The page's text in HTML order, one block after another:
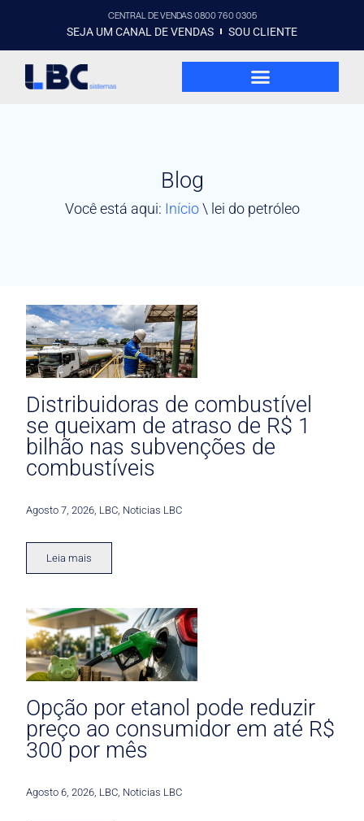
CENTRAL DE VENDAS 0800 760 0305
SEJA UM CANAL DE VENDAS SOU CLIENTE
Blog
Você está aqui: Início\ lei do petróleo
Distribuidoras de combustível
se queixam de atraso de R$ 1
bilhão nas subvenções de
combustíveis
Agosto 7, 2026 LBC Noticias LBC
Leia mais
Opção por etanol pode reduzir
preço ao consumidor em até R$
300 por mês
Agosto 6, 2026 LBC Noticias LBC